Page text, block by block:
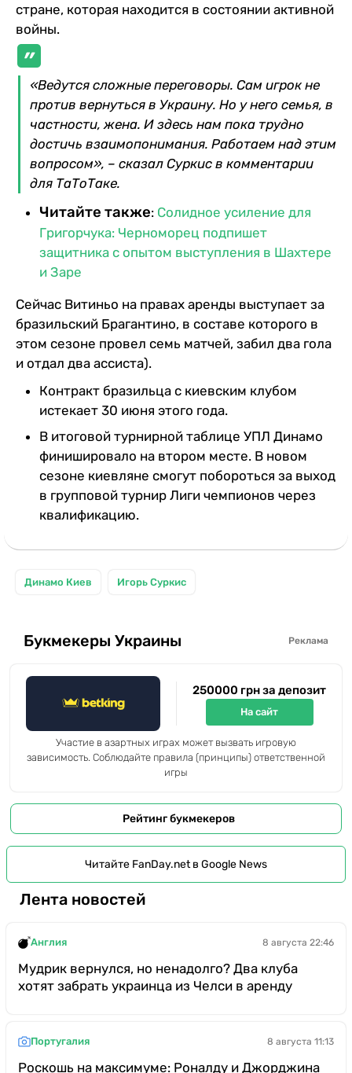
стране, которая находится в состоянии активной
войны.
«Ведутся сложные переговоры. Сам игрок не
против вернуться в Украину. Но у него семья, в
частности, жена. И здесь нам пока трудно
достичь взаимопонимания. Работаем над этим
вопросом», – сказал Суркис в комментарии
для ТаТоТаке.
Читайте также: Солидное усиление для
Григорчука: Черноморец подпишет
защитника с опытом выступления в Шахтере
и Заре
Сейчас Витиньо на правах аренды выступает за
бразильский Брагантино, в составе которого в
этом сезоне провел семь матчей, забил два гола
и отдал два ассиста).
Контракт бразильца с киевским клубом
истекает 30 июня этого года.
В итоговой турнирной таблице УПЛ Динамо
финишировало на втором месте. В новом
сезоне киевляне смогут побороться за выход
в групповой турнир Лиги чемпионов через
квалификацию.
Динамо Киев Игорь Суркис
Букмекеры Украины Реклама
250000 грн за депозит
На сайт
Участие в азартных играх может вызвать игровую
зависимость. Соблюдайте правила (принципы) ответственной
игры
Рейтинг букмекеров
Читайте FanDay.net в Google News
Лента новостей
Англия 8 августа 22:46
Мудрик вернулся, но ненадолго? Два клуба
хотят забрать украинца из Челси в аренду
Португалия 8 августа 11:13
Роскошь на максимуме: Роналду и Джорджина